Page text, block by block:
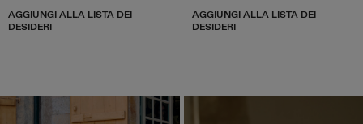
AGGIUNGI ALLA LISTA DEI
DESIDERI
AGGIUNGI ALLA LISTA DEI
DESIDERI